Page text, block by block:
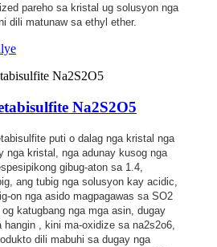
pareho sa kristal ug solusyon nga
dili matunaw sa ethyl ether.
Na2S2O5
puti o dalag nga kristal nga
nga kristal, nga adunay kusog nga
gibug-aton sa 1.4,
ang tubig nga solusyon kay acidic,
on nga asido magpagawas sa SO2
katugbang nga mga asin, dugay
hangin , kini ma-oxidize sa na2s2o6,
dili mabuhi sa dugay nga